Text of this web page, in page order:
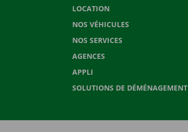
LOCATION
NOS VÉHICULES
NOS SERVICES
AGENCES
APPLI
SOLUTIONS DE DÉMÉNAGEMENT